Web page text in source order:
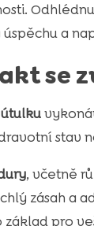
a
se
stav
, včetně
zásah a
pro